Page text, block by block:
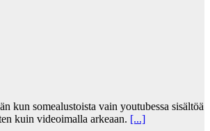
kun somealustoista vain youtubessa sisältöä
kuin videoimalla arkeaan. [...]